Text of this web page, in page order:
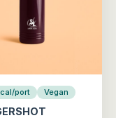
port Vegan